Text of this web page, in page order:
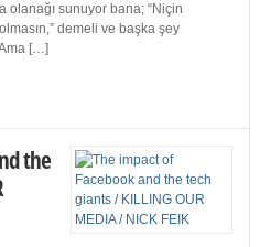
olanağı sunuyor bana; “Niçin
demeli ve başka şey
[…]
the